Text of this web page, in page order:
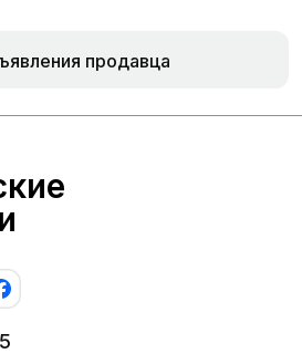
продавца